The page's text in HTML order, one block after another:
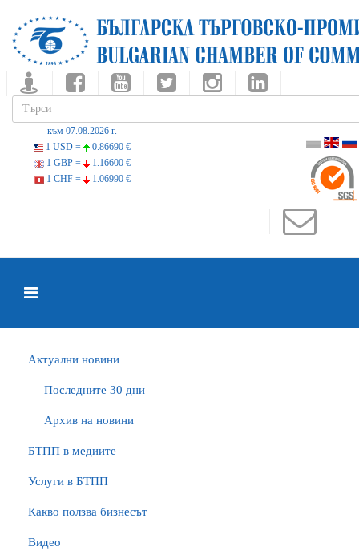
към 07.08.2026 г.
1 USD =
0.86690 €
1 GBP =
1.16600 €
1 CHF =
1.06990 €
Актуални новини
Последните 30 дни
Архив на новини
БTПП в медиите
Услуги в БТПП
Какво ползва бизнесът
Видео